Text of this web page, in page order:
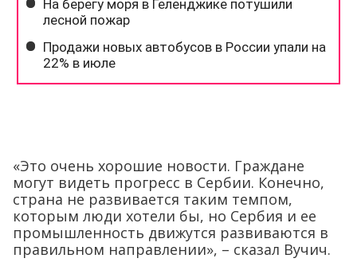
«Это очень хорошие новости. Граждане
могут видеть прогресс в Сербии. Конечно,
страна не развивается таким темпом,
которым люди хотели бы, но Сербия и ее
промышленность движутся развиваются в
правильном направлении», – сказал Вучич.